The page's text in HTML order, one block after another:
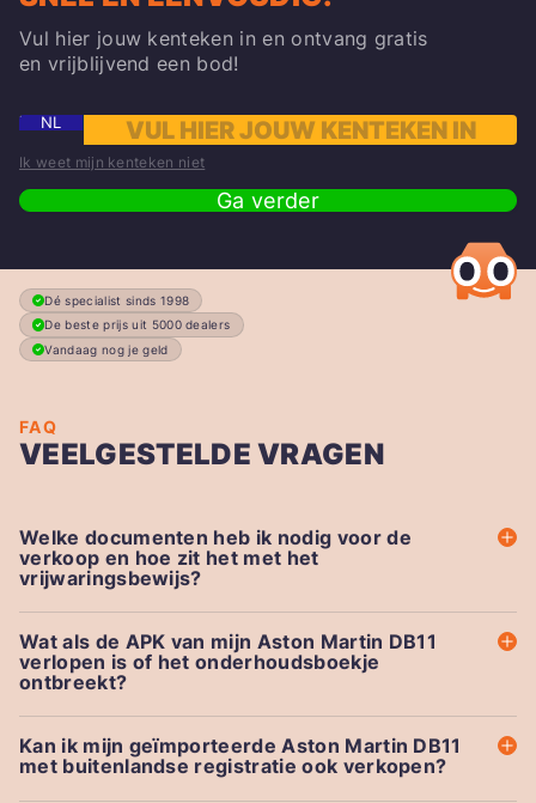
Vul hier jouw kenteken in en ontvang gratis
en vrijblijvend een bod!
NL
Ik weet mijn kenteken niet
Ga verder
Dé specialist sinds 1998
De beste prijs uit 5000 dealers
Vandaag nog je geld
FAQ
VEELGESTELDE VRAGEN
Welke documenten heb ik nodig voor de
verkoop en hoe zit het met het
vrijwaringsbewijs?
Wat als de APK van mijn Aston Martin DB11
verlopen is of het onderhoudsboekje
ontbreekt?
Kan ik mijn geïmporteerde Aston Martin DB11
met buitenlandse registratie ook verkopen?